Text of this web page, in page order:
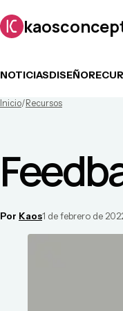
NOTICIASDISEÑO
Inicio/ Recursos
Por Kaos1 de febrero de